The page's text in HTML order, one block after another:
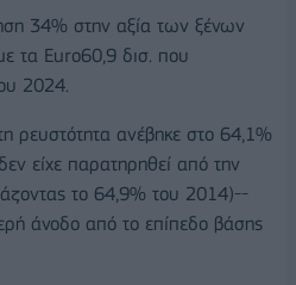
34% στην αξία των ξένων
τα Euro60,9 δισ. που
2024.
ρευστότητα ανέβηκε στο 64,1%
είχε παρατηρηθεί από την
το 64,9% του 2014)--
άνοδο από το επίπεδο βάσης